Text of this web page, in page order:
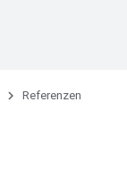
Referenzen